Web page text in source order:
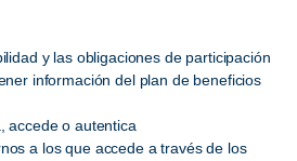
y las obligaciones de participación
información del plan de beneficios
accede o autentica
a los que accede a través de los